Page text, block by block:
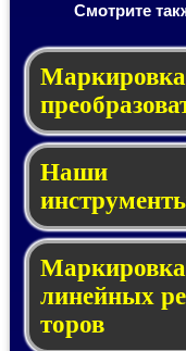
Смотрите
Наши
ли­ней­ных
то­ров